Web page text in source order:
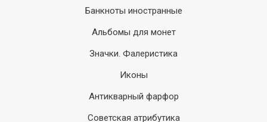
Банкноты иностранные
Альбомы для монет
Значки. Фалеристика
Иконы
Антикварный фарфор
Советская атрибутика